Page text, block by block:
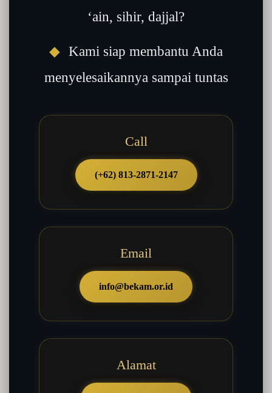
‘ain, sihir, dajjal?
◆ Kami siap membantu Anda
menyelesaikannya sampai tuntas
Call
(+62) 813-2871-2147
Email
info@bekam.or.id
Alamat